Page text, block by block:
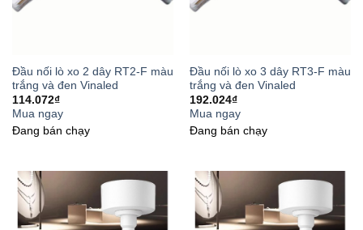
Đầu nối lò xo 2 dây RT2-F màu
trắng và đen Vinaled
114.072₫
Mua ngay
Đang bán chạy
Đầu nối lò xo 3 dây RT3-F màu
trắng và đen Vinaled
192.024₫
Mua ngay
Đang bán chạy